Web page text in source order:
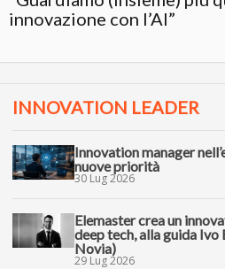
innovazione con l’AI”
INNOVATION LEADER
Innovation manager
nuove priorità
30 Lug 2026
Elemaster crea un
deep tech, alla guida Ivo
Novia)
29 Lug 2026